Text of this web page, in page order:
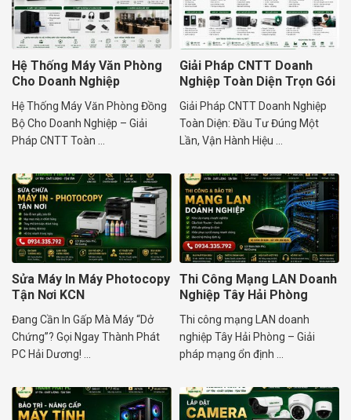
Hệ Thống Máy Văn Phòng
Cho Doanh Nghiệp
Hệ Thống Máy Văn Phòng Đồng
Bộ Cho Doanh Nghiệp – Giải
Pháp CNTT Toàn ...
Giải Pháp CNTT Doanh
Nghiệp Toàn Diện Trọn Gói
Giải Pháp CNTT Doanh Nghiệp
Toàn Diện: Đầu Tư Đúng Một
Lần, Vận Hành Hiệu ...
Sửa Máy In Máy Photocopy
Tận Nơi KCN
Đang Cần In Gấp Mà Máy “Dở
Chứng”? Gọi Ngay Thành Phát
PC Hải Dương! ...
Thi Công Mạng LAN Doanh
Nghiệp Tây Hải Phòng
Thi công mạng LAN doanh
nghiệp Tây Hải Phòng – Giải
pháp mạng ổn định ...